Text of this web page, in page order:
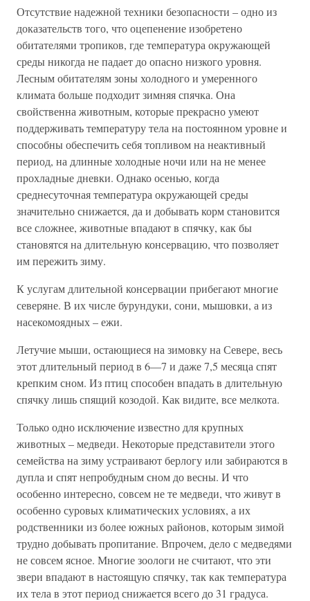
Отсутствие надежной техники безопасности – одно из
доказательств того, что оцепенение изобретено
обитателями тропиков, где температура окружающей
среды никогда не падает до опасно низкого уровня.
Лесным обитателям зоны холодного и умеренного
климата больше подходит зимняя спячка. Она
свойственна животным, которые прекрасно умеют
поддерживать температуру тела на постоянном уровне и
способны обеспечить себя топливом на неактивный
период, на длинные холодные ночи или на не менее
прохладные дневки. Однако осенью, когда
среднесуточная температура окружающей среды
значительно снижается, да и добывать корм становится
все сложнее, животные впадают в спячку, как бы
становятся на длительную консервацию, что позволяет
им пережить зиму.
К услугам длительной консервации прибегают многие
северяне. В их числе бурундуки, сони, мышовки, а из
насекомоядных – ежи.
Летучие мыши, остающиеся на зимовку на Севере, весь
этот длительный период в 6—7 и даже 7,5 месяца спят
крепким сном. Из птиц способен впадать в длительную
спячку лишь спящий козодой. Как видите, все мелкота.
Только одно исключение известно для крупных
животных – медведи. Некоторые представители этого
семейства на зиму устраивают берлогу или забираются в
дупла и спят непробудным сном до весны. И что
особенно интересно, совсем не те медведи, что живут в
особенно суровых климатических условиях, а их
родственники из более южных районов, которым зимой
трудно добывать пропитание. Впрочем, дело с медведями
не совсем ясное. Многие зоологи не считают, что эти
звери впадают в настоящую спячку, так как температура
их тела в этот период снижается всего до 31 градуса.